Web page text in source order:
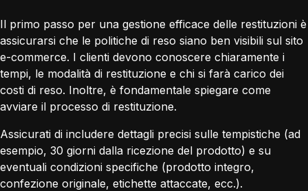
Il primo passo per una gestione efficace delle restituzioni è
assicurarsi che le politiche di reso siano ben visibili sul sito
e-commerce. I clienti devono conoscere chiaramente i
tempi, le modalità di restituzione e chi si farà carico dei
costi di reso. Inoltre, è fondamentale spiegare come
avviare il processo di restituzione.
Assicurati di includere dettagli precisi sulle tempistiche (ad
esempio, 30 giorni dalla ricezione del prodotto) e su
eventuali condizioni specifiche (prodotto integro,
confezione originale, etichette attaccate, ecc.).